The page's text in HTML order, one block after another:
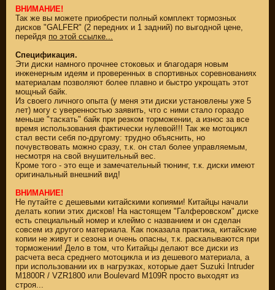
ВНИМАНИЕ!
Так же вы можете приобрести полный комплект тормозных
дисков "GALFER" (2 передних и 1 задний) по выгодной цене,
перейдя по этой ссылке...
Спецификация.
Эти диски намного прочнее стоковых и благодаря новым
инженерным идеям и проверенных в спортивных соревнованиях
материалам позволяют более плавно и быстро укрощать этот
мощный байк.
Из своего личного опыта (у меня эти диски установлены уже 5
лет) могу с уверенностью заявить, что с ними стало гораздо
меньше "таскать" байк при резком торможении, а износ за все
время использования фактически нулевой!!! Так же мотоцикл
стал вести себя по-другому: трудно объяснить, но
почувствовать можно сразу, т.к. он стал более управляемым,
несмотря на свой внушительный вес.
Кроме того - это еще и замечательный тюнинг, т.к. диски имеют
оригинальный внешний вид!
ВНИМАНИЕ!
Не путайте с дешевыми китайскими копиями! Китайцы начали
делать копии этих дисков! На настоящем "Галферовском" диске
есть специальный номер и клеймо с названием и он сделан
совсем из другого материала. Как показала практика, китайские
копии не живут и сезона и очень опасны, т.к. раскалываются при
торможении! Дело в том, что Китайцы делают все диски из
расчета веса среднего мотоцикла и из дешевого материала, а
при использовании их в нагрузках, которые дает Suzuki Intruder
M1800R / VZR1800 или Boulevard M109R просто выходят из
строя...